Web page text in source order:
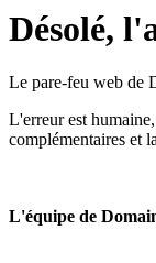
Désolé,
Le pare-feu web de
L'erreur est
complémentaires et
L'équipe de